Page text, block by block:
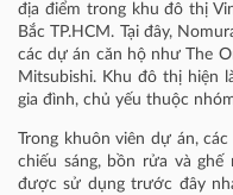
địa điểm trong khu đô thị
Bắc TP.HCM. Tại đây,
các dự án căn hộ như The
Mitsubishi. Khu đô thị hiện
gia đình, chủ yếu thuộc
Trong khuôn viên dự án,
chiếu sáng, bồn rửa và
được sử dụng trước đây